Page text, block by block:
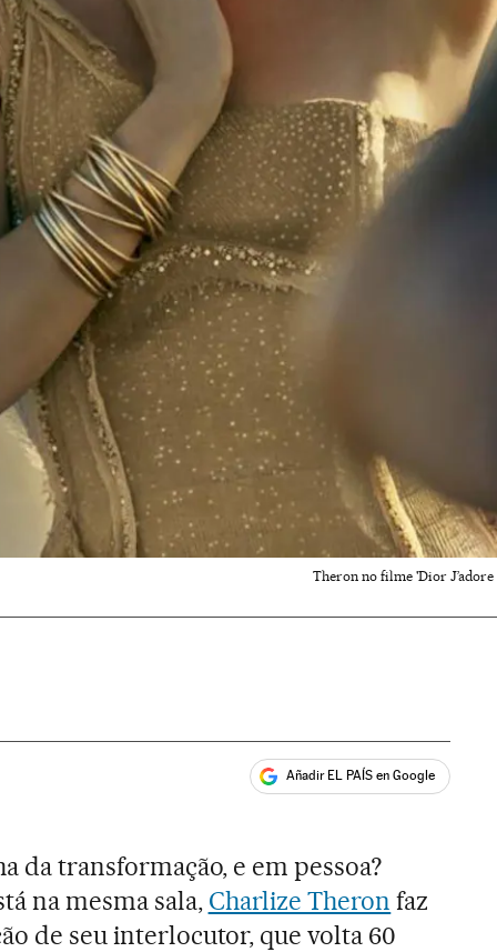
Theron no filme 'Dior
Añadir EL PAÍS en Google
da transformação, e em pessoa?
na mesma sala, Charlize Theron faz
de seu interlocutor, que volta 60